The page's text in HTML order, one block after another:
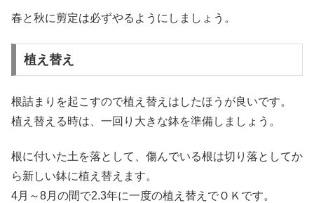
春と秋に剪定は必ずやるようにしましょう。
植え替え
根詰まりを起こすので植え替えはしたほうが良いです。
植え替える時は、一回り大きな鉢を準備しましょう。
根に付いた土を落として、傷んでいる根は切り落としてか
ら新しい鉢に植え替えます。
4月～8月の間で2.3年に一度の植え替えでＯＫです。